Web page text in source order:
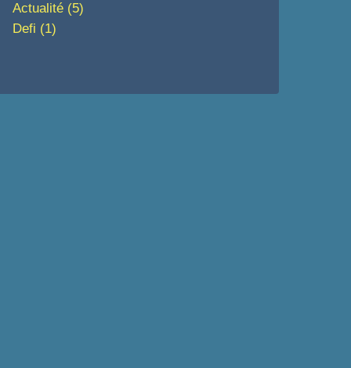
Actualité (5)
Defi (1)